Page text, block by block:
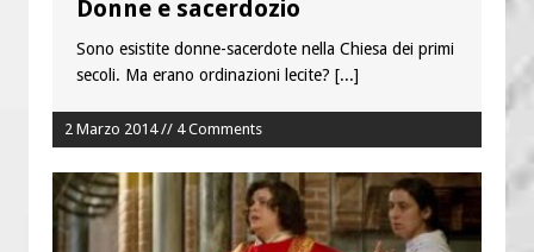
Donne e sacerdozio
Sono esistite donne-sacerdote nella Chiesa dei primi
secoli. Ma erano ordinazioni lecite? [...]
2 Marzo 2014 // 4 Comments